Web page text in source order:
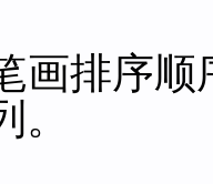
画排序